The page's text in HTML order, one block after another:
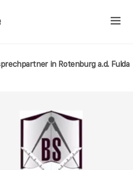
in Rotenburg a.d. Fulda